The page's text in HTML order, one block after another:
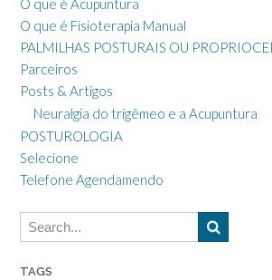
O que é Acupuntura
O que é Fisioterapia Manual
PALMILHAS POSTURAIS OU
Parceiros
Posts & Artigos
Neuralgia do trigêmeo e a Acupuntura
POSTUROLOGIA
Selecione
Telefone Agendamendo
TAGS